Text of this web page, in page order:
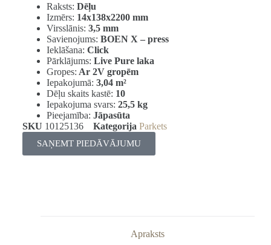
Raksts: Dēļu
Izmērs: 14x138x2200 mm
Virsslānis: 3,5 mm
Savienojums: BOEN X – press
Ieklāšana: Click
Pārklājums: Live Pure laka
Gropes: Ar 2V gropēm
Iepakojumā: 3,04 m²
Dēļu skaits kastē: 10
Iepakojuma svars: 25,5 kg
Pieejamība: Jāpasūta
SKU 10125136 Kategorija Parkets
SAŅEMT PIEDĀVĀJUMU
Apraksts